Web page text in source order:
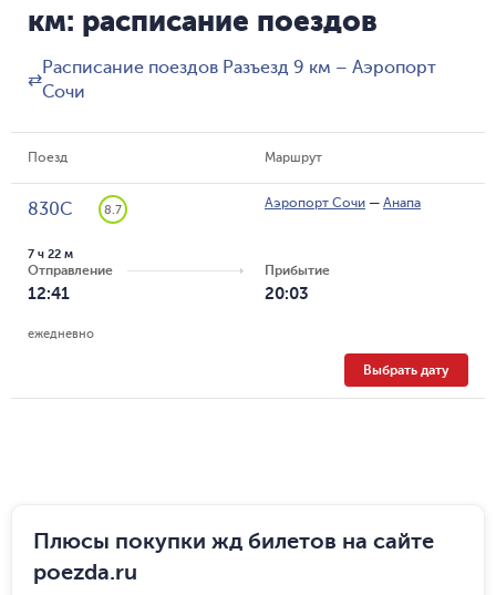
км: расписание поездов
⇄
Расписание поездов Разъезд 9 км – Аэропорт
Сочи
Поезд Маршрут
830С 8.7 Аэропорт Сочи — Анапа
Отправление
12:41
7 ч 22 м
Прибытие
20:03
ежедневно
Выбрать дату
Плюсы покупки жд билетов на сайте
poezda.ru